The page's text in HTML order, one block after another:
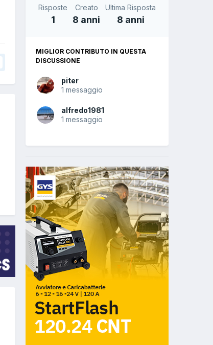
Risposte
1
Creato
8 anni
Ultima Risposta
8 anni
MIGLIOR CONTRIBUTO IN QUESTA
DISCUSSIONE
piter
1 messaggio
alfredo1981
1 messaggio